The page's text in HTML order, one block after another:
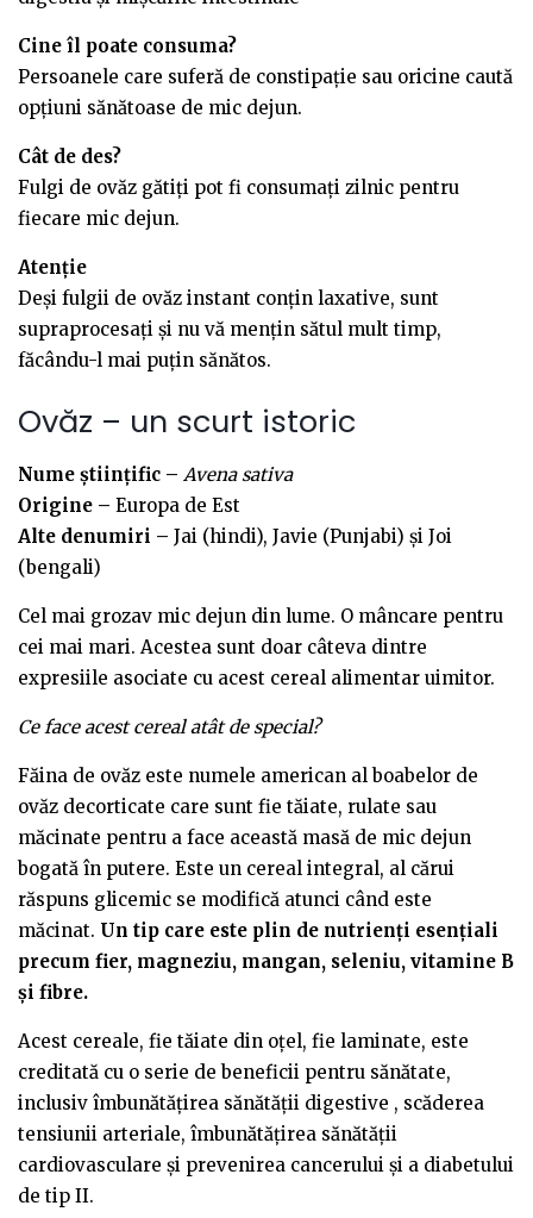
Cine îl poate consuma?
Persoanele care suferă de constipație sau oricine caută
opțiuni sănătoase de mic dejun.
Cât de des?
Fulgi de ovăz gătiți pot fi consumați zilnic pentru
fiecare mic dejun.
Atenție
Deși fulgii de ovăz instant conțin laxative, sunt
supraprocesați și nu vă mențin sătul mult timp,
făcându-l mai puțin sănătos.
Ovăz – un scurt istoric
Nume științific – Avena sativa
Origine – Europa de Est
Alte denumiri – Jai (hindi), Javie (Punjabi) și Joi
(bengali)
Cel mai grozav mic dejun din lume. O mâncare pentru
cei mai mari. Acestea sunt doar câteva dintre
expresiile asociate cu acest cereal alimentar uimitor.
Ce face acest cereal atât de special?
Făina de ovăz este numele american al boabelor de
ovăz decorticate care sunt fie tăiate, rulate sau
măcinate pentru a face această masă de mic dejun
bogată în putere. Este un cereal integral, al cărui
răspuns glicemic se modifică atunci când este
măcinat. Un tip care este plin de nutrienți esențiali
precum fier, magneziu, mangan, seleniu, vitamine B
și fibre.
Acest cereale, fie tăiate din oțel, fie laminate, este
creditată cu o serie de beneficii pentru sănătate,
inclusiv îmbunătățirea sănătății digestive , scăderea
tensiunii arteriale, îmbunătățirea sănătății
cardiovasculare și prevenirea cancerului și a diabetului
de tip II.